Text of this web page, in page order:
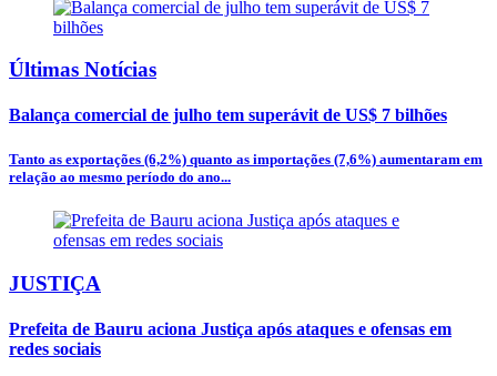
Últimas Notícias
Balança comercial de julho tem superávit de US$ 7 bilhões
Tanto as exportações (6,2%) quanto as importações (7,6%) aumentaram em
relação ao mesmo período do ano...
JUSTIÇA
Prefeita de Bauru aciona Justiça após ataques e ofensas em
redes sociais